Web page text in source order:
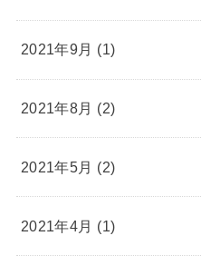
2021年9月 (1)
2021年8月 (2)
2021年5月 (2)
2021年4月 (1)